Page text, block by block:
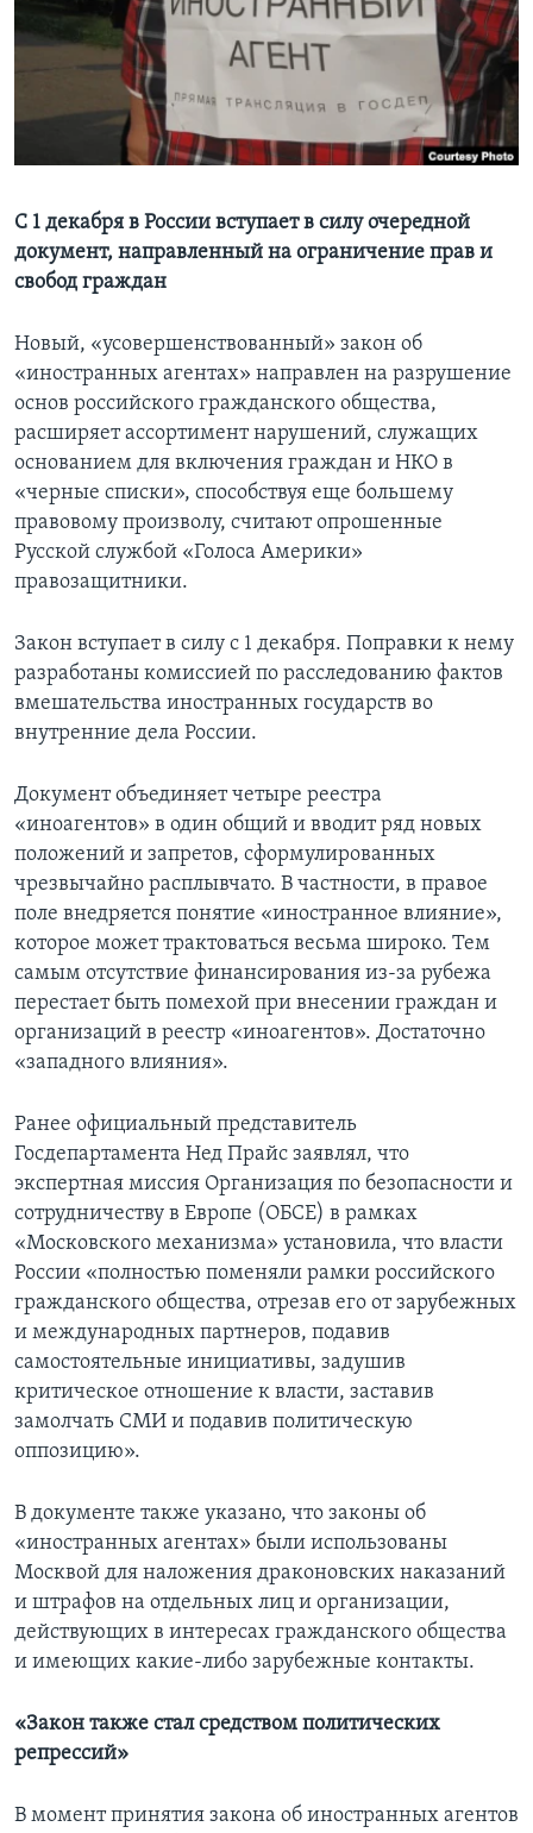
Learning English
СОЦИАЛЬНЫЕ СЕТИ
Языки
С 1 декабря в России вступает в силу очередной
документ, направленный на ограничение прав и
свобод граждан
Новый, «усовершенствованный» закон об
«иностранных агентах» направлен на разрушение
основ российского гражданского общества,
расширяет ассортимент нарушений, служащих
основанием для включения граждан и НКО в
«черные списки», способствуя еще большему
правовому произволу, считают опрошенные
Русской службой «Голоса Америки»
правозащитники.
Закон вступает в силу с 1 декабря. Поправки к нему
разработаны комиссией по расследованию фактов
вмешательства иностранных государств во
внутренние дела России.
Документ объединяет четыре реестра
«иноагентов» в один общий и вводит ряд новых
положений и запретов, сформулированных
чрезвычайно расплывчато. В частности, в правое
поле внедряется понятие «иностранное влияние»,
которое может трактоваться весьма широко. Тем
самым отсутствие финансирования из-за рубежа
перестает быть помехой при внесении граждан и
организаций в реестр «иноагентов». Достаточно
«западного влияния».
Ранее официальный представитель
Госдепартамента Нед Прайс заявлял, что
экспертная миссия Организация по безопасности и
сотрудничеству в Европе (ОБСЕ) в рамках
«Московского механизма» установила, что власти
России «полностью поменяли рамки российского
гражданского общества, отрезав его от зарубежных
и международных партнеров, подавив
самостоятельные инициативы, задушив
критическое отношение к власти, заставив
замолчать СМИ и подавив политическую
оппозицию».
В документе также указано, что законы об
«иностранных агентах» были использованы
Москвой для наложения драконовских наказаний
и штрафов на отдельных лиц и организации,
действующих в интересах гражданского общества
и имеющих какие-либо зарубежные контакты.
«Закон также стал средством политических
репрессий»
В момент принятия закона об иностранных агентов